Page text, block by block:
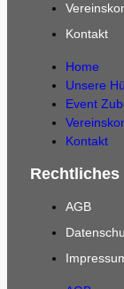
Kontakt
Home
Unsere
Event
Kontakt
Rechtliches
AGB